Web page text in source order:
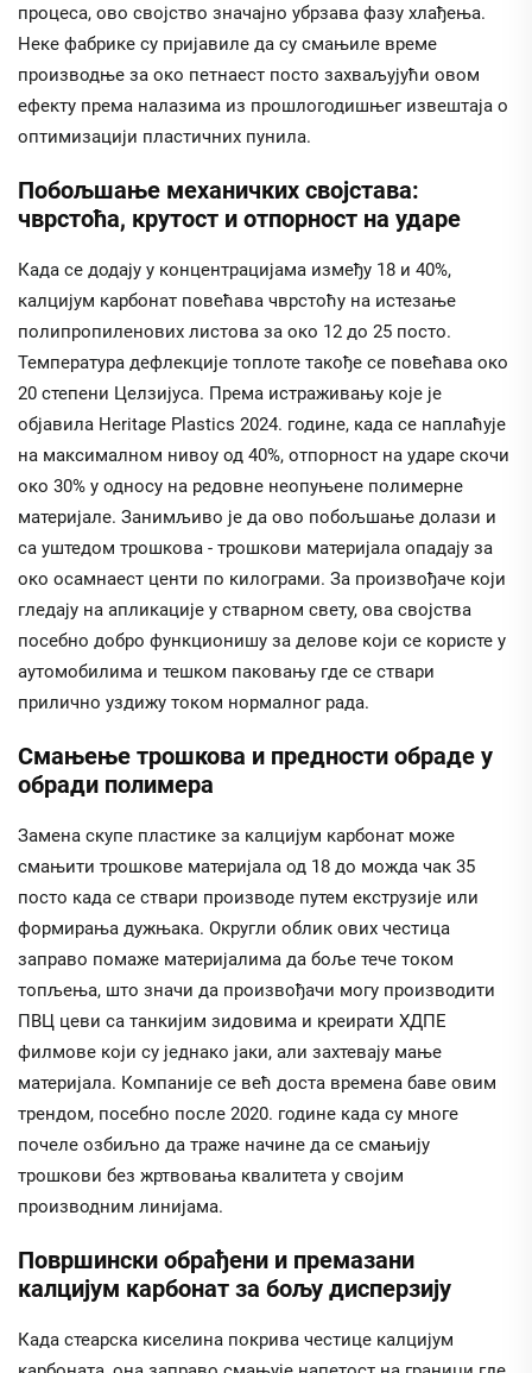
процеса, ово својство значајно убрзава фазу хлађења.
Неке фабрике су пријавиле да су смањиле време
производње за око петнаест посто захваљујући овом
ефекту према налазима из прошлогодишњег извештаја о
оптимизацији пластичних пунила.
Побољшање механичких својстава:
чврстоћа, крутост и отпорност на ударе
Када се додају у концентрацијама између 18 и 40%,
калцијум карбонат повећава чврстоћу на истезање
полипропиленових листова за око 12 до 25 посто.
Температура дефлекције топлоте такође се повећава око
20 степени Целзијуса. Према истраживању које је
објавила Heritage Plastics 2024. године, када се наплаћује
на максималном нивоу од 40%, отпорност на ударе скочи
око 30% у односу на редовне неопуњене полимерне
материјале. Занимљиво је да ово побољшање долази и
са уштедом трошкова - трошкови материјала опадају за
око осамнаест центи по килограми. За произвођаче који
гледају на апликације у стварном свету, ова својства
посебно добро функционишу за делове који се користе у
аутомобилима и тешком паковању где се ствари
прилично уздижу током нормалног рада.
Смањење трошкова и предности обраде у
обради полимера
Замена скупе пластике за калцијум карбонат може
смањити трошкове материјала од 18 до можда чак 35
посто када се ствари производе путем екструзије или
формирања дужњака. Округли облик ових честица
заправо помаже материјалима да боље тече током
топљења, што значи да произвођачи могу производити
ПВЦ цеви са танкијим зидовима и креирати ХДПЕ
филмове који су једнако јаки, али захтевају мање
материјала. Компаније се већ доста времена баве овим
трендом, посебно после 2020. године када су многе
почеле озбиљно да траже начине да се смањију
трошкови без жртвовања квалитета у својим
производним линијама.
Површински обрађени и премазани
калцијум карбонат за бољу дисперзију
Када стеарска киселина покрива честице калцијум